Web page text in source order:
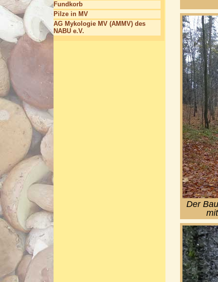
Der
Fundkorb
Pilze in MV
AG Mykologie MV (AMMV) des
NABU e.V.